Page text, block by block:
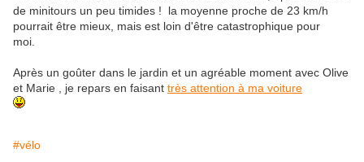
de minitours un peu timides ! la moyenne proche de 23 km/h
pourrait être mieux, mais est loin d'être catastrophique pour
moi.
Après un goûter dans le jardin et un agréable moment avec Olive
et Marie , je repars en faisant très attention à ma voiture
#vélo